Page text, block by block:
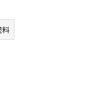
料